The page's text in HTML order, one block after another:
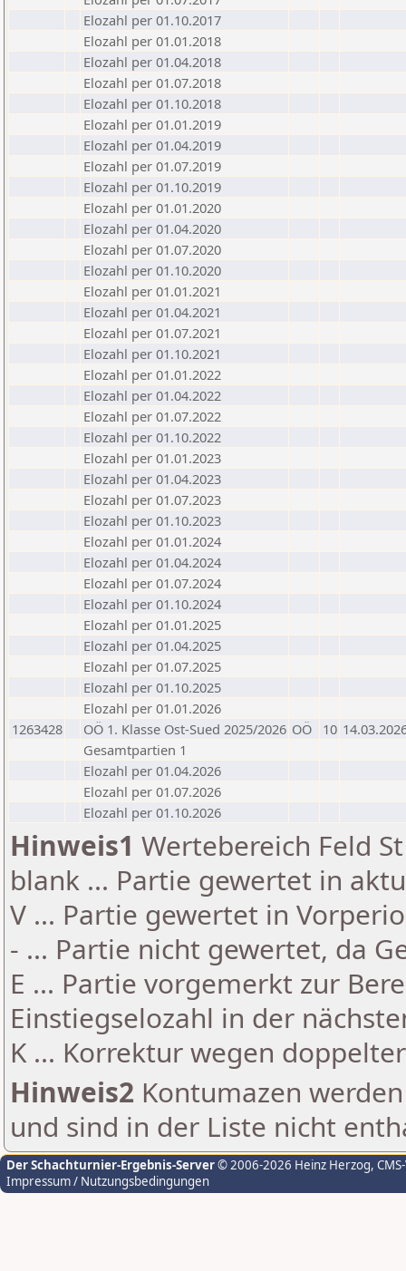
Elozahl per 01.10.2017
Elozahl per 01.01.2018
Elozahl per 01.04.2018
Elozahl per 01.07.2018
Elozahl per 01.10.2018
Elozahl per 01.01.2019
Elozahl per 01.04.2019
Elozahl per 01.07.2019
Elozahl per 01.10.2019
Elozahl per 01.01.2020
Elozahl per 01.04.2020
Elozahl per 01.07.2020
Elozahl per 01.10.2020
Elozahl per 01.01.2021
Elozahl per 01.04.2021
Elozahl per 01.07.2021
Elozahl per 01.10.2021
Elozahl per 01.01.2022
Elozahl per 01.04.2022
Elozahl per 01.07.2022
Elozahl per 01.10.2022
Elozahl per 01.01.2023
Elozahl per 01.04.2023
Elozahl per 01.07.2023
Elozahl per 01.10.2023
Elozahl per 01.01.2024
Elozahl per 01.04.2024
Elozahl per 01.07.2024
Elozahl per 01.10.2024
Elozahl per 01.01.2025
Elozahl per 01.04.2025
Elozahl per 01.07.2025
Elozahl per 01.10.2025
Elozahl per 01.01.2026
1263428
OÖ 1. Klasse Ost-Sued 2025/2026 OÖ 10
Gesamtpartien 1
Elozahl per 01.04.2026
Elozahl per 01.07.2026
Elozahl per 01.10.2026
Hinweis1 Wertebereich Feld
blank ... Partie gewertet in
V ... Partie gewertet in
- ... Partie nicht gewertet, da
E ... Partie vorgemerkt zur
Einstiegselozahl in der
K ... Korrektur wegen
Hinweis2 Kontumazen
und sind in der Liste nicht
Der Schachturnier-Ergebnis-Server© 2006-2026 Heinz Herzog,
Impressum / Nutzungsbedingungen